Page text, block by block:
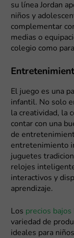
su línea Jordan
niños y
complementar
medias o
colegio como
El juego es una
infantil. No solo
la creatividad, la
contar con una
de
entretenimiento
juguetes
relojes
interactivos y
aprendizaje.
Los precios bajos
variedad de
ideales para